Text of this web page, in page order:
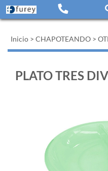
Inicio > CHAPOTEANDO >
PLATO TRES